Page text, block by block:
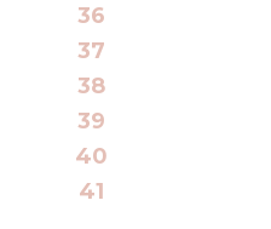
36
37
38
39
40
41